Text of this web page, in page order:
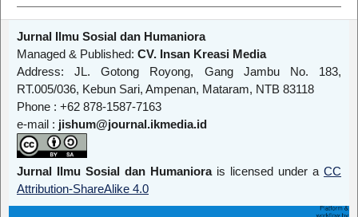
Jurnal Ilmu Sosial dan Humaniora
Managed & Published: CV. Insan Kreasi Media
Address: JL. Gotong Royong, Gang Jambu No. 183,
RT.005/036, Kebun Sari, Ampenan, Mataram, NTB 83118
Phone : +62 878-1587-7163
e-mail : jishum@journal.ikmedia.id
Jurnal Ilmu Sosial dan Humaniorais licensed under aCC
Attribution-ShareAlike 4.0